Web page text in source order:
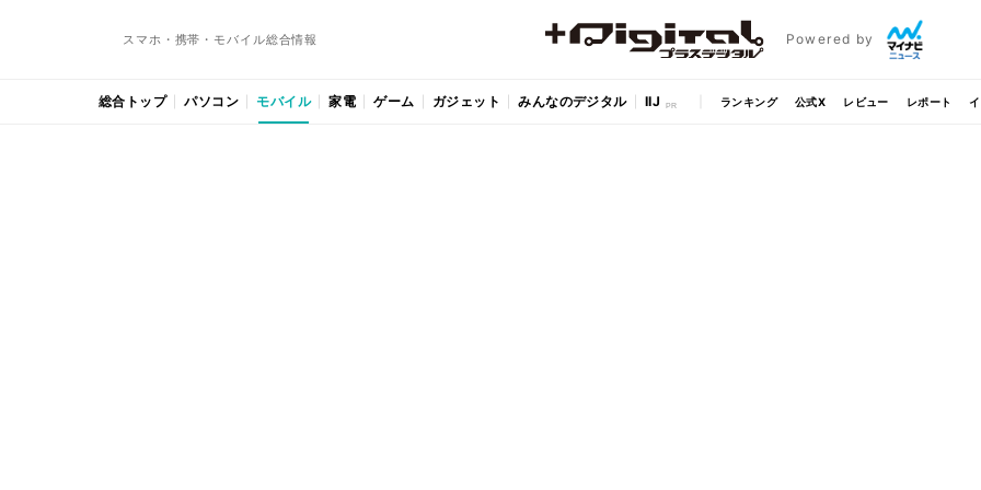
スマホ・携帯・モバイル総合情報 Powered by
総合トップ パソコン モバイル 家電 ゲーム ガジェット みんなのデジタル IIJ ランキング 公式X レビュー レポート